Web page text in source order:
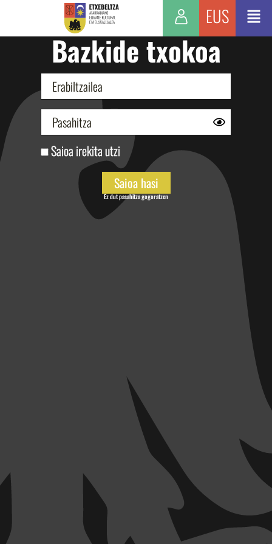
EUS
Bazkide txokoa
Saioa irekita utzi
Ez dut pasahitza gogoratzen